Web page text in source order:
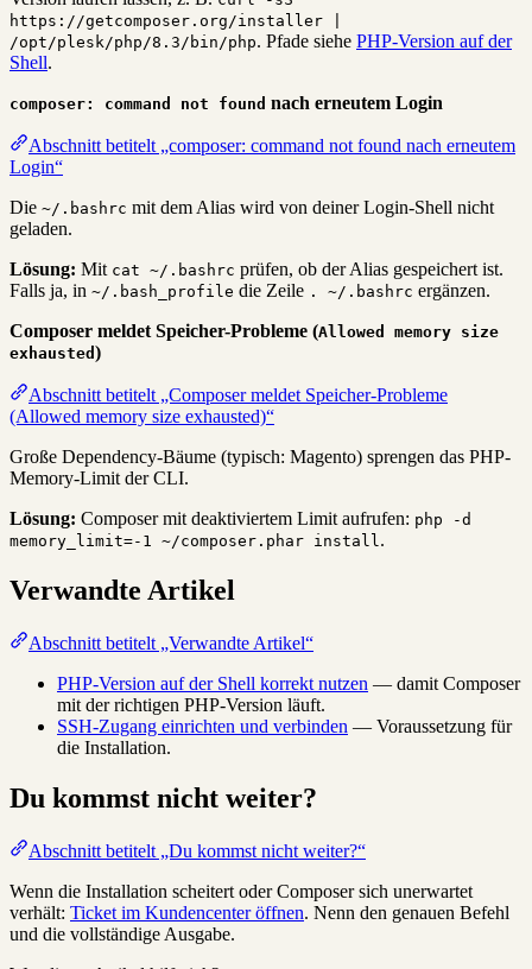
https://getcomposer.org/installer |
/opt/plesk/php/8.3/bin/php. Pfade siehe PHP-Version auf der
Shell.
composer: command not found nach erneutem Login
Abschnitt betitelt „composer: command not found nach erneutem
Login“
Die ~/.bashrc mit dem Alias wird von deiner Login-Shell nicht
geladen.
Lösung: Mit cat ~/.bashrc prüfen, ob der Alias gespeichert ist.
Falls ja, in ~/.bash_profile die Zeile . ~/.bashrc ergänzen.
Composer meldet Speicher-Probleme (Allowed memory size
exhausted )
Abschnitt betitelt „Composer meldet Speicher-Probleme
(Allowed memory size exhausted)“
Große Dependency-Bäume (typisch: Magento) sprengen das PHP-
Memory-Limit der CLI.
Lösung: Composer mit deaktiviertem Limit aufrufen: php -d
memory_limit=-1 ~/composer.phar install.
Verwandte Artikel
Abschnitt betitelt „Verwandte Artikel“
PHP-Version auf der Shell korrekt nutzen — damit Composer
mit der richtigen PHP-Version läuft.
SSH-Zugang einrichten und verbinden — Voraussetzung für
die Installation.
Du kommst nicht weiter?
Abschnitt betitelt „Du kommst nicht weiter?“
Wenn die Installation scheitert oder Composer sich unerwartet
verhält: Ticket im Kundencenter öffnen. Nenn den genauen Befehl
und die vollständige Ausgabe.